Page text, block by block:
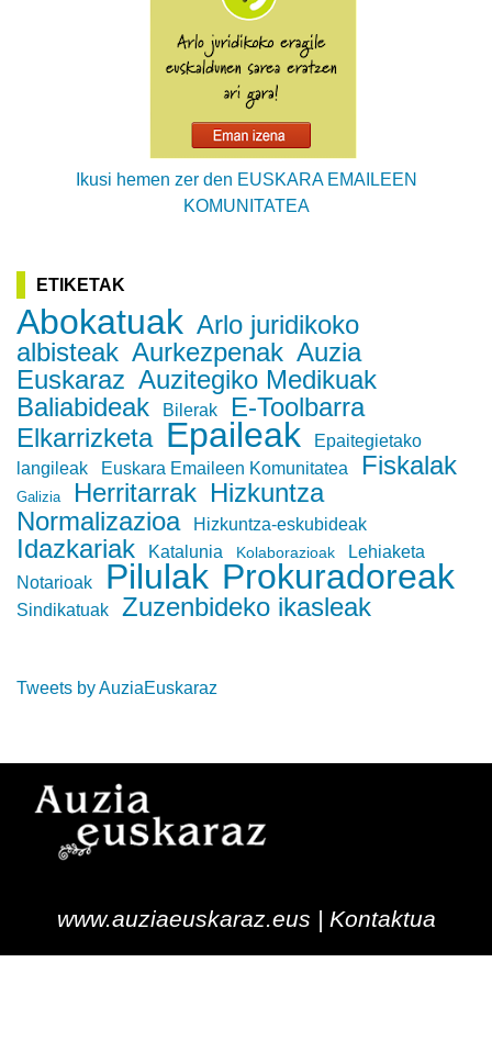
Ikusi hemen zer den EUSKARA EMAILEEN
KOMUNITATEA
ETIKETAK
Abokatuak Arlo juridikoko
albisteak Aurkezpenak Auzia
Euskaraz Auzitegiko Medikuak
Baliabideak
Bilerak
E-Toolbarra
Elkarrizketa Epaileak
Epaitegietako
langileak
Euskara Emaileen Komunitatea Fiskalak
Galizia Herritarrak Hizkuntza
Normalizazioa
Hizkuntza-eskubideak
Idazkariak Katalunia Kolaborazioak
Lehiaketa
Notarioak
Pilulak Prokuradoreak
Sindikatuak Zuzenbideko ikasleak
Tweets by AuziaEuskaraz
www.auziaeuskaraz.eus | Kontaktua